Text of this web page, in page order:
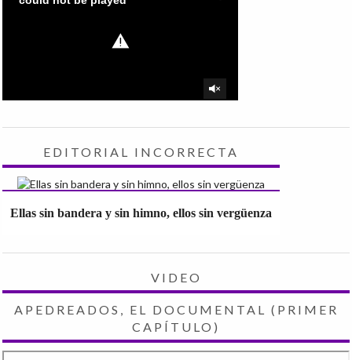
EDITORIAL INCORRECTA
Ellas sin bandera y sin himno, ellos sin vergüenza
VIDEO
APEDREADOS, EL DOCUMENTAL (PRIMER
CAPÍTULO)